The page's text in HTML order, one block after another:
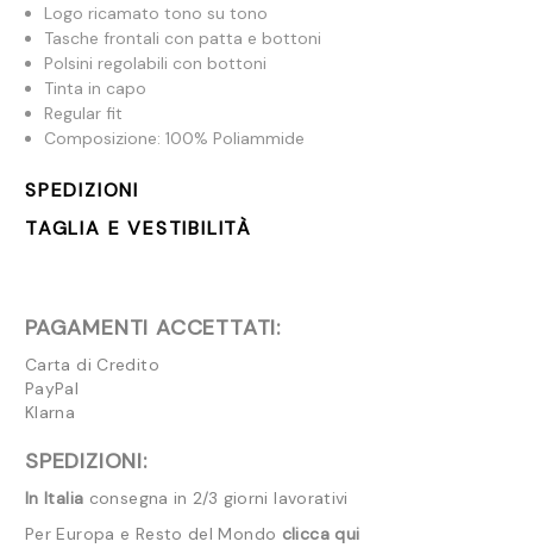
Logo ricamato tono su tono
Tasche frontali con patta e bottoni
Polsini regolabili con bottoni
Tinta in capo
Regular fit
Composizione: 100% Poliammide
SPEDIZIONI
TAGLIA E VESTIBILITÀ
PAGAMENTI ACCETTATI:
Carta di Credito
PayPal
Klarna
SPEDIZIONI:
In Italia consegna in 2/3 giorni lavorativi
Per Europa e Resto del Mondo clicca qui